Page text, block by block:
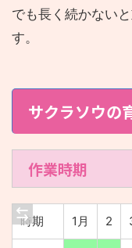
でも長く続かない
す。
サクラソウの
作業時期
時期 1月 2